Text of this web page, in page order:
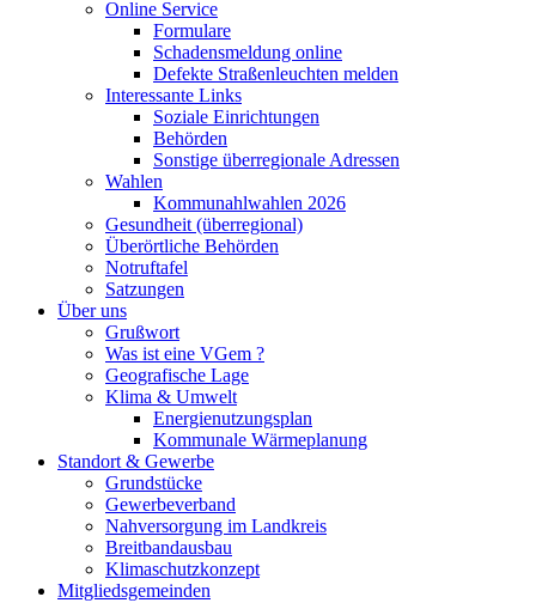
Online Service
Formulare
Schadensmeldung online
Defekte Straßenleuchten melden
Interessante Links
Soziale Einrichtungen
Behörden
Sonstige überregionale Adressen
Wahlen
Kommunahlwahlen 2026
Gesundheit (überregional)
Überörtliche Behörden
Notruftafel
Satzungen
Über uns
Grußwort
Was ist eine VGem ?
Geografische Lage
Klima & Umwelt
Energienutzungsplan
Kommunale Wärmeplanung
Standort & Gewerbe
Grundstücke
Gewerbeverband
Nahversorgung im Landkreis
Breitbandausbau
Klimaschutzkonzept
Mitgliedsgemeinden